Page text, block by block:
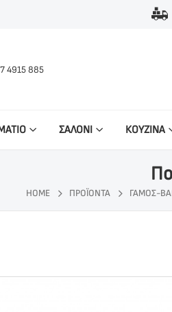
4915 885
ΣΑΛΟΝΙ ΚΟΥΖΙΝΑ
HOME ΠΡΟΪΌΝΤΑ ΓΆΜΟΣ-